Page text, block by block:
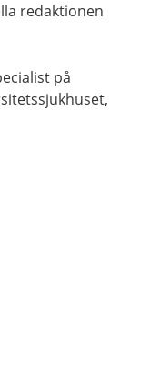
redaktionen
på